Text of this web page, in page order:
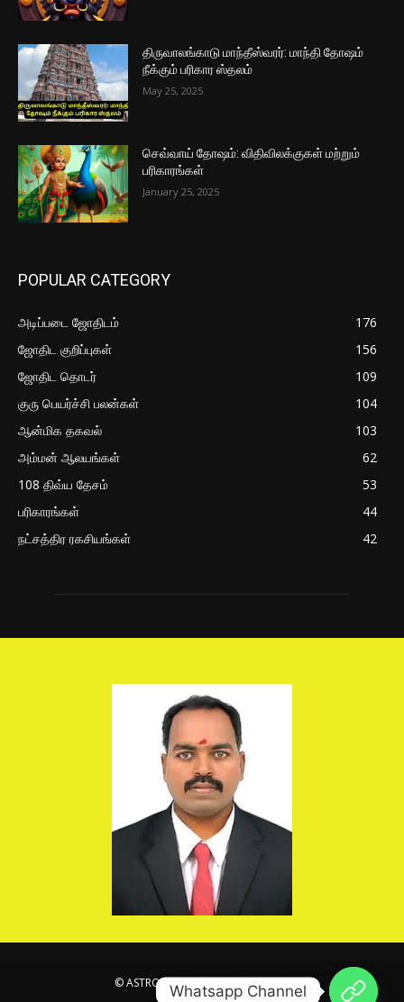
திருவாலங்காடு மாந்தீஸ்வரர்: மாந்தி தோஷம்
நீக்கும் பரிகார ஸ்தலம்
May 25, 2025
செவ்வாய் தோஷம்: விதிவிலக்குகள் மற்றும்
பரிகாரங்கள்
January 25, 2025
POPULAR CATEGORY
அடிப்படை ஜோதிடம்
176
ஜோதிட குறிப்புகள்
156
ஜோதிட தொடர்
109
குரு பெயர்ச்சி பலன்கள்
104
ஆன்மிக தகவல்
103
அம்மன் ஆலயங்கள்
62
108 திவ்ய தேசம்
53
பரிகாரங்கள்
44
நட்சத்திர ரகசியங்கள்
42
© ASTROSIVA . All Rights Reserved.
Whatsapp Channel